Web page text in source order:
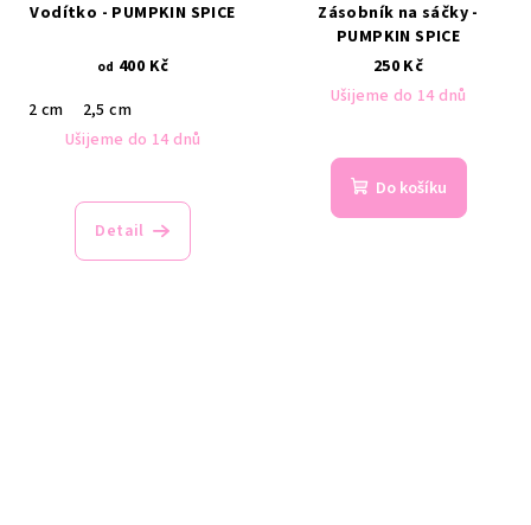
Vodítko - PUMPKIN SPICE
od 400 Kč
2 cm
2,5 cm
Ušijeme do 14 dnů
Detail
Zásobník na sáčky -
PUMPKIN SPICE
250 Kč
Ušijeme do 14 dnů
Do košíku